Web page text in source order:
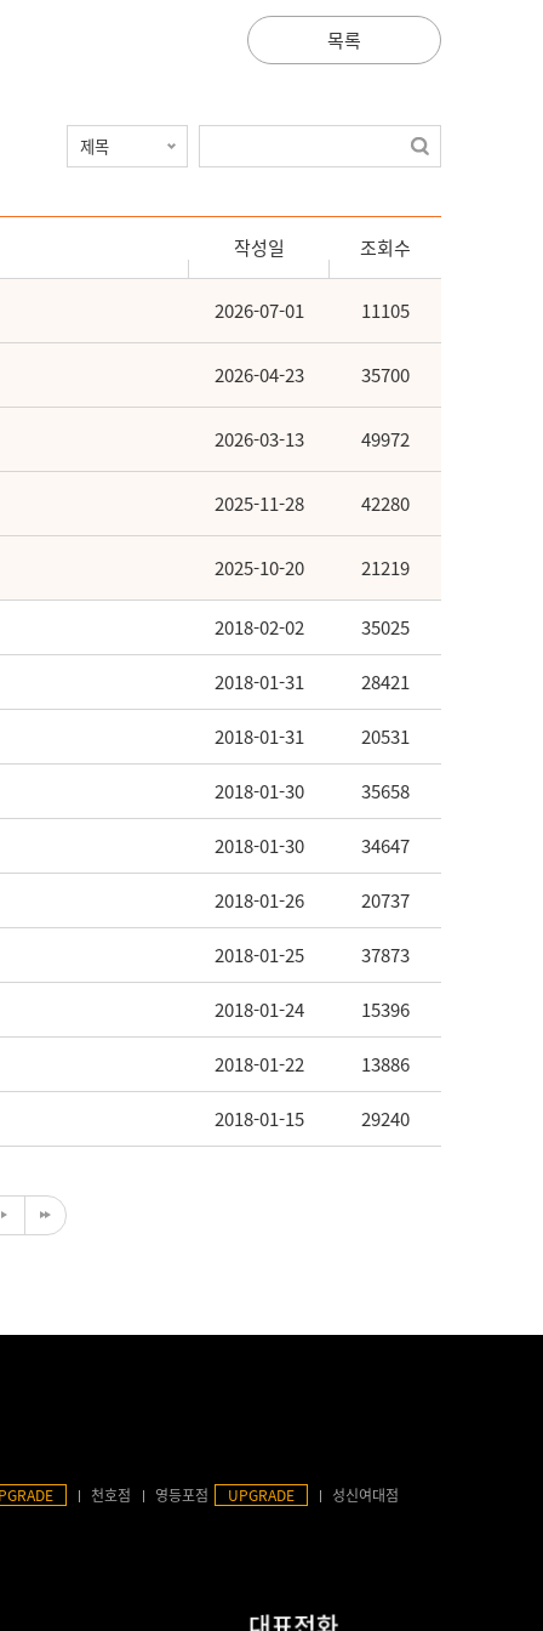
목록
작성일 조회수
2026-07-01 11105
2026-04-23 35700
2026-03-13 49972
2025-11-28 42280
2025-10-20 21219
2018-02-02 35025
2018-01-31 28421
2018-01-31 20531
2018-01-30 35658
2018-01-30 34647
2018-01-26 20737
2018-01-25 37873
2018-01-24 15396
2018-01-22 13886
2018-01-15 29240
천호점 영등포점 UPGRADE 성신여대점